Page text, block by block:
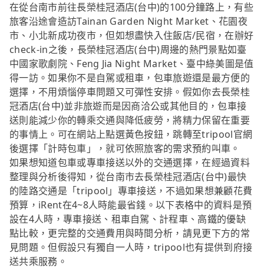
在從台南市前往長榮桂冠酒店(台中)的100分鐘路上，有些
旅客沿途會造訪Tainan Garden Night Market、花園夜
市、小北新成功夜市，但如想盡快入住飯店/民宿，在辦好
check-in之後，長榮桂冠酒店(台中)周邊的熱門景點如臺
中國家歌劇院、Feng Jia Night Market、臺中綠美圖是值
得一訪。如果你不是自駕或租車，包車旅遊還是最方便的
選擇，不用煩惱停車問題又可彈性安排。假如你去長榮桂
冠酒店(台中)並非旅遊而是因商洽公或其他目的，包車接
送則能減少你的轉乘交通與降低疲勞，將精力保留在重要
的事情上。可在網站上點選黃色按鈕，跳轉至tripool官網
後選擇「計時包車」，就可依照旅客的需求預約叫車。
如果想知道包車或專車接送以外的交通選擇，在經過資料
整理與分析後得知，從台南市去長榮桂冠酒店(台中)最快
的陸路交通是「tripool」專車接送，不過如果想兼顧花費
預算，iRent在4~8人時能最省錢。以下表格中的資料是預
設在4人時，專車接送、租車自駕、計程車、高鐵的優缺
點比較，更完整的交通費用與時間分析，請見更下方的常
見問題。但假設只有獨自一人時，tripool也有提供到府接
送共乘服務。